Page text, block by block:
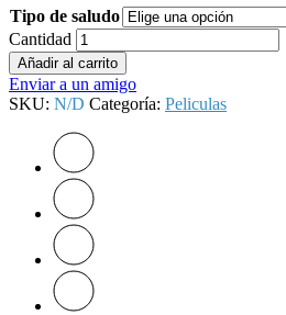
Tipo de saludo
Cantidad
Añadir al carrito
Enviar a un amigo
SKU: N/D Categoría: Peliculas